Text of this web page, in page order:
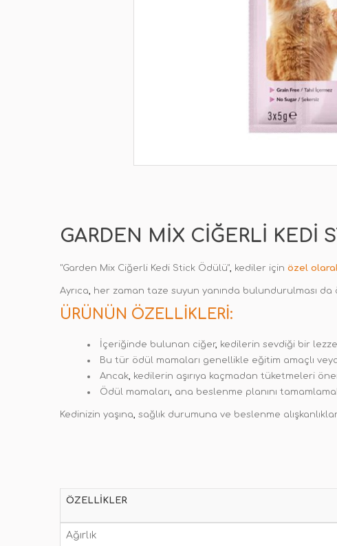
GARDEN MIX CIĞERLI KEDI
"Garden Mix Ciğerli Kedi Stick Ödülü", kediler için özel
Ayrıca, her zaman taze suyun yanında bulundurulması da
ÜRÜNÜN ÖZELLIKLERI:
İçeriğinde bulunan ciğer, kedilerin sevdiği bir
Bu tür ödül mamaları genellikle eğitim amaçlı
Ancak, kedilerin aşırıya kaçmadan tüketmeleri
Ödül mamaları, ana beslenme planını
Kedinizin yaşına, sağlık durumuna ve beslenme
ÖZELLIKLER
Ağırlık